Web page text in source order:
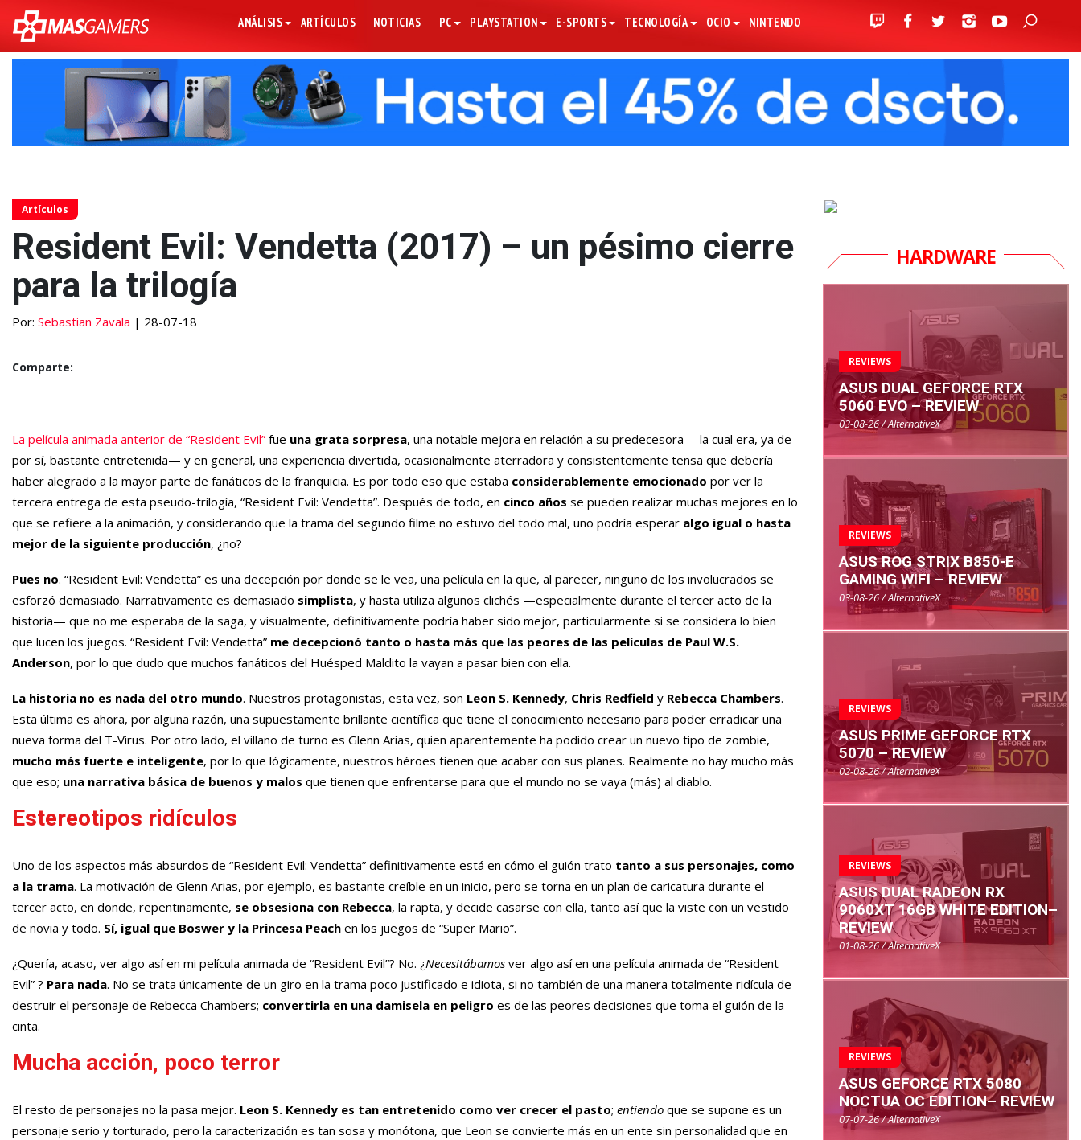
ANÁLISIS ARTÍCULOS NOTICIAS PC PLAYSTATION E-SPORTS TECNOLOGÍA OCIO NINTENDO
Artículos
Resident Evil: Vendetta (2017) – un pésimo cierre
para la trilogía
Por: Sebastian Zavala | 28-07-18
Comparte:
La película animada anterior de “Resident Evil” fue una grata sorpresa, una notable mejora en relación a su predecesora —la cual era, ya de
por sí, bastante entretenida— y en general, una experiencia divertida, ocasionalmente aterradora y consistentemente tensa que debería
haber alegrado a la mayor parte de fanáticos de la franquicia. Es por todo eso que estaba considerablemente emocionado por ver la
tercera entrega de esta pseudo-trilogía, “Resident Evil: Vendetta”. Después de todo, en cinco años se pueden realizar muchas mejores en lo
que se refiere a la animación, y considerando que la trama del segundo filme no estuvo del todo mal, uno podría esperar algo igual o hasta
mejor de la siguiente producción, ¿no?
Pues no. “Resident Evil: Vendetta” es una decepción por donde se le vea, una película en la que, al parecer, ninguno de los involucrados se
esforzó demasiado. Narrativamente es demasiado simplista, y hasta utiliza algunos clichés —especialmente durante el tercer acto de la
historia— que no me esperaba de la saga, y visualmente, definitivamente podría haber sido mejor, particularmente si se considera lo bien
que lucen los juegos. “Resident Evil: Vendetta” me decepcionó tanto o hasta más que las peores de las películas de Paul W.S.
Anderson, por lo que dudo que muchos fanáticos del Huésped Maldito la vayan a pasar bien con ella.
La historia no es nada del otro mundo. Nuestros protagonistas, esta vez, son Leon S. Kennedy, Chris Redfield y Rebecca Chambers.
Esta última es ahora, por alguna razón, una supuestamente brillante científica que tiene el conocimiento necesario para poder erradicar una
nueva forma del T-Virus. Por otro lado, el villano de turno es Glenn Arias, quien aparentemente ha podido crear un nuevo tipo de zombie,
mucho más fuerte e inteligente, por lo que lógicamente, nuestros héroes tienen que acabar con sus planes. Realmente no hay mucho más
que eso; una narrativa básica de buenos y malos que tienen que enfrentarse para que el mundo no se vaya (más) al diablo.
Estereotipos ridículos
Uno de los aspectos más absurdos de “Resident Evil: Vendetta” definitivamente está en cómo el guión trato tanto a sus personajes, como
a la trama. La motivación de Glenn Arias, por ejemplo, es bastante creíble en un inicio, pero se torna en un plan de caricatura durante el
tercer acto, en donde, repentinamente, se obsesiona con Rebecca, la rapta, y decide casarse con ella, tanto así que la viste con un vestido
de novia y todo. Sí, igual que Boswer y la Princesa Peach en los juegos de “Super Mario”.
¿Quería, acaso, ver algo así en mi película animada de “Resident Evil”? No. ¿Necesitábamos ver algo así en una película animada de “Resident
Evil” ? Para nada. No se trata únicamente de un giro en la trama poco justificado e idiota, si no también de una manera totalmente ridícula de
destruir el personaje de Rebecca Chambers; convertirla en una damisela en peligro es de las peores decisiones que toma el guión de la
cinta.
Mucha acción, poco terror
El resto de personajes no la pasa mejor. Leon S. Kennedy es tan entretenido como ver crecer el pasto; entiendo que se supone es un
personaje serio y torturado, pero la caracterización es tan sosa y monótona, que Leon se convierte más en un ente sin personalidad que en
HARDWARE
REVIEWS
ASUS DUAL GEFORCE RTX
5060 EVO – REVIEW
03-08-26 / AlternativeX
REVIEWS
ASUS ROG STRIX B850-E
GAMING WIFI – REVIEW
03-08-26 / AlternativeX
REVIEWS
ASUS PRIME GEFORCE RTX
5070 – REVIEW
02-08-26 / AlternativeX
REVIEWS
ASUS DUAL RADEON RX
9060XT 16GB WHITE EDITION–
REVIEW
01-08-26 / AlternativeX
REVIEWS
ASUS GEFORCE RTX 5080
NOCTUA OC EDITION– REVIEW
07-07-26 / AlternativeX